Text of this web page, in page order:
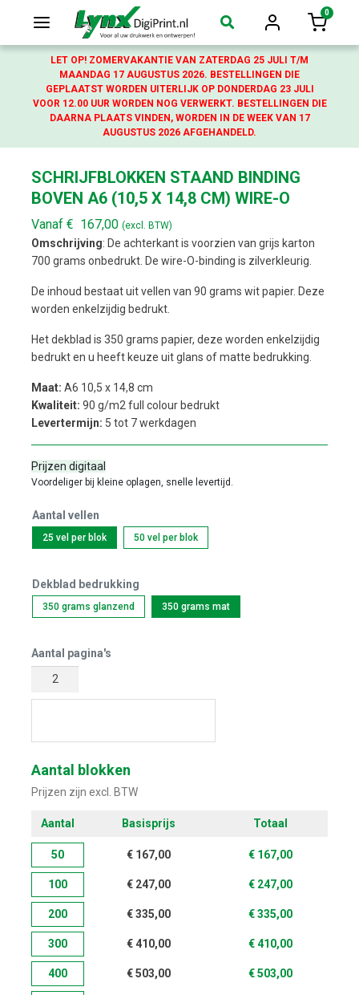
Login
0
LET OP! ZOMERVAKANTIE VAN ZATERDAG 25 JULI T/M
MAANDAG 17 AUGUSTUS 2026. BESTELLINGEN DIE
GEPLAATST WORDEN UITERLIJK OP DONDERDAG 23 JULI
VOOR 12.00 UUR WORDEN NOG VERWERKT. BESTELLINGEN DIE
DAARNA PLAATS VINDEN, WORDEN IN DE WEEK VAN 17
AUGUSTUS 2026 AFGEHANDELD.
SCHRIJFBLOKKEN STAAND BINDING
BOVEN A6 (10,5 X 14,8 CM) WIRE-O
Vanaf € 167,00 (excl. BTW)
Omschrijving: De achterkant is voorzien van grijs karton
700 grams onbedrukt. De wire-O-binding is zilverkleurig.
De inhoud bestaat uit vellen van 90 grams wit papier. Deze
worden enkelzijdig bedrukt.
Het dekblad is 350 grams papier, deze worden enkelzijdig
bedrukt en u heeft keuze uit glans of matte bedrukking.
Maat: A6 10,5 x 14,8 cm
Kwaliteit: 90 g/m2 full colour bedrukt
Levertermijn: 5 tot 7 werkdagen
Prijzen digitaal
Voordeliger bij kleine oplagen, snelle levertijd.
Aantal vellen
25 vel per blok 50 vel per blok
Dekblad bedrukking
350 grams glanzend 350 grams mat
Aantal pagina's
Aantal blokken
Prijzen zijn excl. BTW
Aantal Basisprijs Totaal
50 € 167,00 € 167,00
100 € 247,00 € 247,00
200 € 335,00 € 335,00
300 € 410,00 € 410,00
400 € 503,00 € 503,00